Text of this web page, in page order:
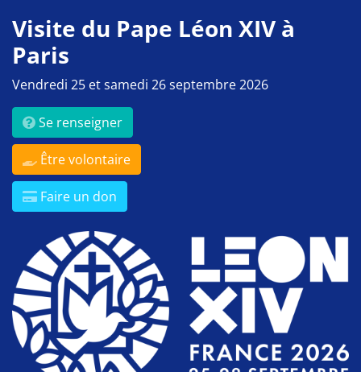
Visite du Pape Léon XIV à
Paris
Vendredi 25 et samedi 26 septembre 2026
Se renseigner
Être volontaire
Faire un don